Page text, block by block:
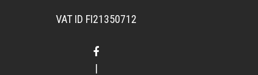
VAT ID FI21350712
|